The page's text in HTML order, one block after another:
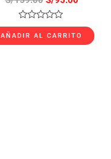
Valorado
con
0
AÑADIR AL CARRITO